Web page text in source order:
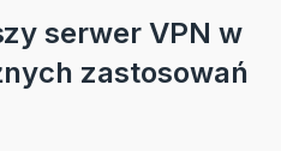
serwer VPN w
zastosowań